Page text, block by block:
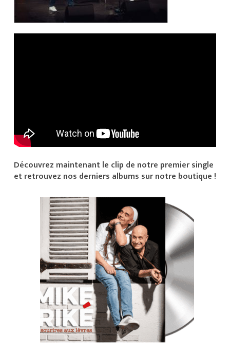
Découvrez maintenant le clip de notre premier single
et retrouvez nos derniers albums sur notre boutique !